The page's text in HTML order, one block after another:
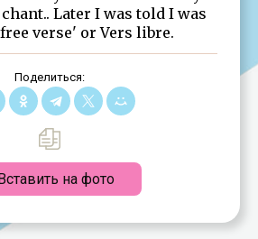
Later I was told I was
verse' or Vers libre.
Поделиться:
на фото